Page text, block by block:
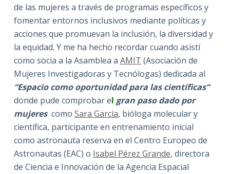
de las mujeres a través de programas específicos y
fomentar entornos inclusivos mediante políticas y
acciones que promuevan la inclusión, la diversidad y
la equidad. Y me ha hecho recordar cuando asistí
como socia a la Asamblea a AMIT (Asociación de
Mujeres Investigadoras y Tecnólogas) dedicada al
“Espacio como oportunidad para las científicas”
donde pude comprobar el gran paso dado por
mujeres como Sara García, bióloga molecular y
científica, participante en entrenamiento inicial
como astronauta reserva en el Centro Europeo de
Astronautas (EAC) o Isabel Pérez Grande, directora
de Ciencia e Innovación de la Agencia Espacial